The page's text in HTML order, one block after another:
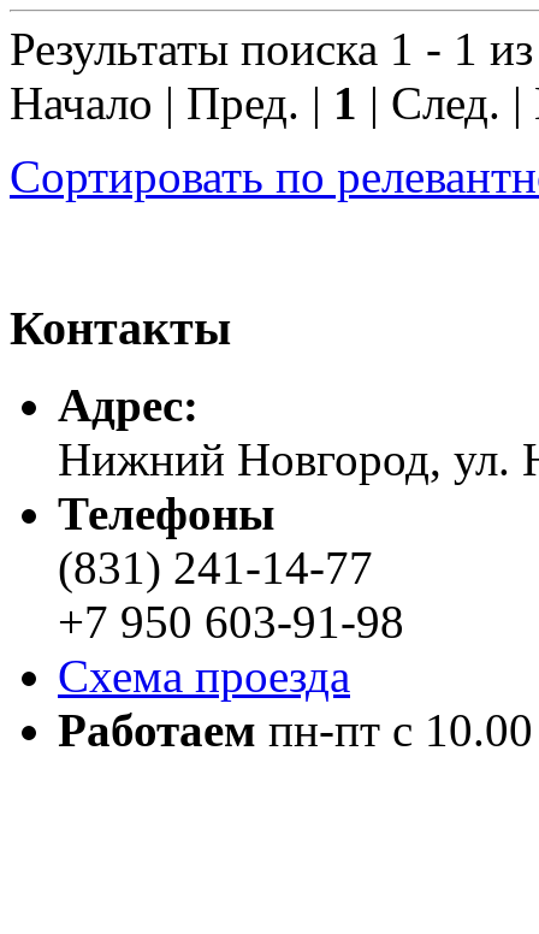
Результаты поиска 1 - 1
Начало | Пред. | 1 | След.
Сортировать по
Контакты
Адреc:
Нижний Новгород, ул.
Телефоны
(831) 241-14-77
+7 950 603-91-98
Схема проезда
Работаем пн-пт с